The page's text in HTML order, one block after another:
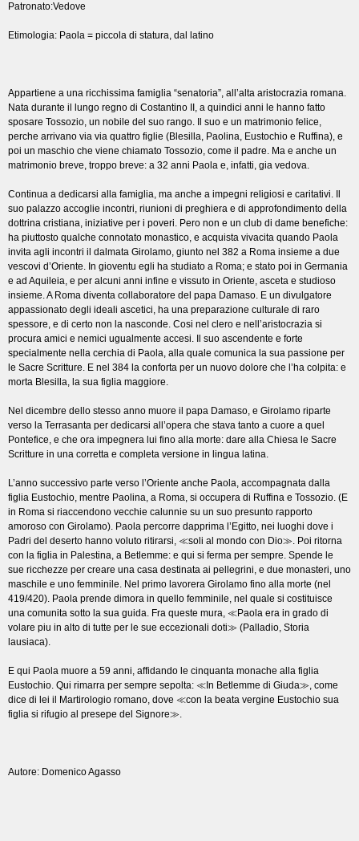
Patronato:Vedove
Etimologia: Paola = piccola di statura, dal latino
Appartiene a una ricchissima famiglia “senatoria”, all’alta aristocrazia romana.
Nata durante il lungo regno di Costantino II, a quindici anni le hanno fatto
sposare Tossozio, un nobile del suo rango. Il suo e un matrimonio felice,
perche arrivano via via quattro figlie (Blesilla, Paolina, Eustochio e Ruffina), e
poi un maschio che viene chiamato Tossozio, come il padre. Ma e anche un
matrimonio breve, troppo breve: a 32 anni Paola e, infatti, gia vedova.
Continua a dedicarsi alla famiglia, ma anche a impegni religiosi e caritativi. Il
suo palazzo accoglie incontri, riunioni di preghiera e di approfondimento della
dottrina cristiana, iniziative per i poveri. Pero non e un club di dame benefiche:
ha piuttosto qualche connotato monastico, e acquista vivacita quando Paola
invita agli incontri il dalmata Girolamo, giunto nel 382 a Roma insieme a due
vescovi d’Oriente. In gioventu egli ha studiato a Roma; e stato poi in Germania
e ad Aquileia, e per alcuni anni infine e vissuto in Oriente, asceta e studioso
insieme. A Roma diventa collaboratore del papa Damaso. E un divulgatore
appassionato degli ideali ascetici, ha una preparazione culturale di raro
spessore, e di certo non la nasconde. Cosi nel clero e nell’aristocrazia si
procura amici e nemici ugualmente accesi. Il suo ascendente e forte
specialmente nella cerchia di Paola, alla quale comunica la sua passione per
le Sacre Scritture. E nel 384 la conforta per un nuovo dolore che l’ha colpita: e
morta Blesilla, la sua figlia maggiore.
Nel dicembre dello stesso anno muore il papa Damaso, e Girolamo riparte
verso la Terrasanta per dedicarsi all’opera che stava tanto a cuore a quel
Pontefice, e che ora impegnera lui fino alla morte: dare alla Chiesa le Sacre
Scritture in una corretta e completa versione in lingua latina.
L’anno successivo parte verso l’Oriente anche Paola, accompagnata dalla
figlia Eustochio, mentre Paolina, a Roma, si occupera di Ruffina e Tossozio. (E
in Roma si riaccendono vecchie calunnie su un suo presunto rapporto
amoroso con Girolamo). Paola percorre dapprima l’Egitto, nei luoghi dove i
Padri del deserto hanno voluto ritirarsi, ≪soli al mondo con Dio≫. Poi ritorna
con la figlia in Palestina, a Betlemme: e qui si ferma per sempre. Spende le
sue ricchezze per creare una casa destinata ai pellegrini, e due monasteri, uno
maschile e uno femminile. Nel primo lavorera Girolamo fino alla morte (nel
419/420). Paola prende dimora in quello femminile, nel quale si costituisce
una comunita sotto la sua guida. Fra queste mura, ≪Paola era in grado di
volare piu in alto di tutte per le sue eccezionali doti≫ (Palladio, Storia
lausiaca).
E qui Paola muore a 59 anni, affidando le cinquanta monache alla figlia
Eustochio. Qui rimarra per sempre sepolta: ≪In Betlemme di Giuda≫, come
dice di lei il Martirologio romano, dove ≪con la beata vergine Eustochio sua
figlia si rifugio al presepe del Signore≫.
Autore: Domenico Agasso